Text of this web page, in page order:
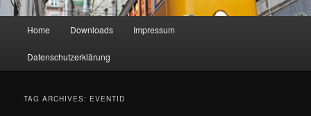
Home Downloads Impressum
Datenschutzerklärung
TAG ARCHIVES: EVENTID